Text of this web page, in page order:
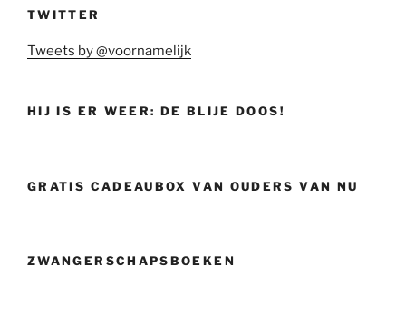
TWITTER
Tweets by @voornamelijk
HIJ IS ER WEER: DE BLIJE DOOS!
GRATIS CADEAUBOX VAN OUDERS VAN NU
ZWANGERSCHAPSBOEKEN